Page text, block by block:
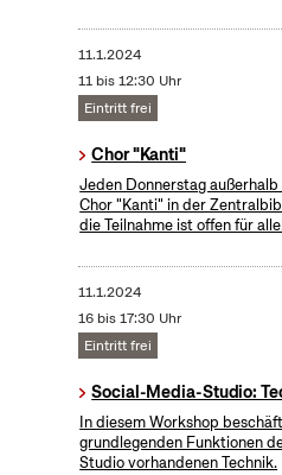
11.1.2024
11 bis 12:30 Uhr
Eintritt frei
Chor "Kanti"
Jeden Donnerstag
Chor "Kanti" in der
die Teilnahme ist offen für
11.1.2024
16 bis 17:30 Uhr
Eintritt frei
Social-Media-Studio:
In diesem Workshop
grundlegenden Funktionen
Studio vorhandenen Technik.